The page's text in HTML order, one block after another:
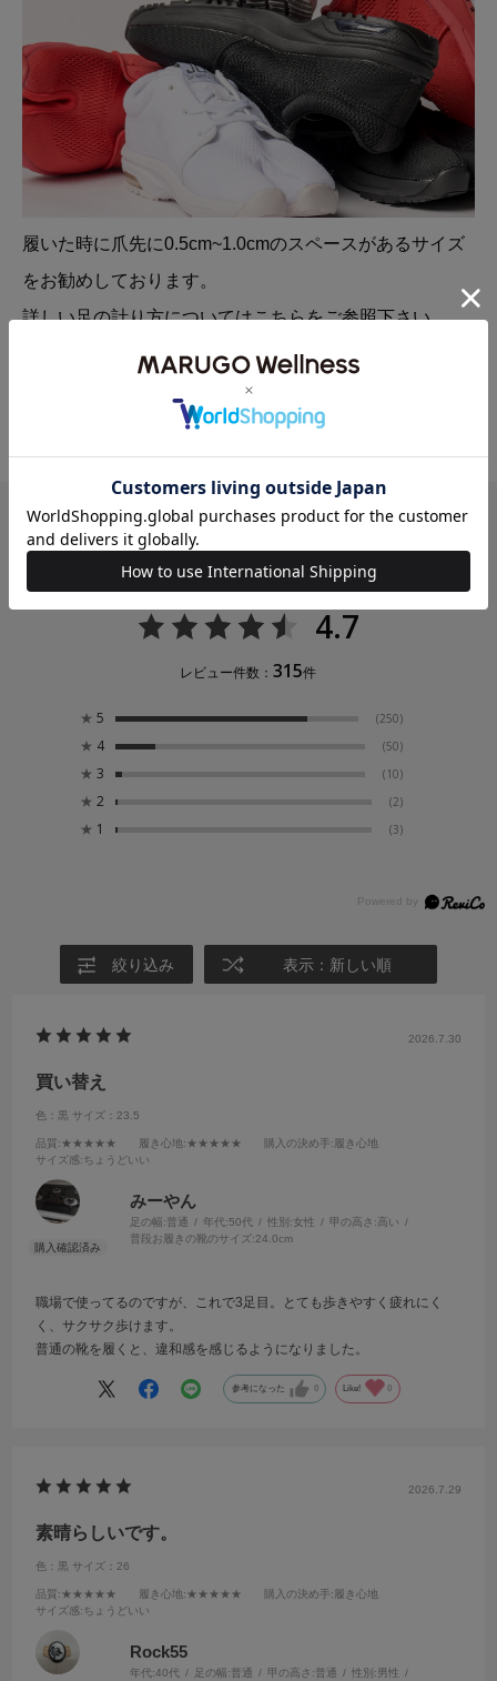
履いた時に爪先に0.5cm~1.0cmのスペースがあるサイズ
をお勧めしております。
詳しい足の計り方についてはこちらをご参照下さい。
レビュー
4.7
レビュー件数：315件
★ 5 (250)
★ 4 (50)
★ 3 (10)
★ 2 (2)
★ 1 (3)
絞り込み 表示：新しい順
2026.7.30
買い替え
色：黒 サイズ：23.5
品質:★★★★★ 履き心地:★★★★★ 購入の決め手 :履き心地
サイズ感:ちょうどいい
みーやん
足の幅: 普通 年代:50代 性別:女性 甲の高さ:高い
普段お履きの靴のサイズ:24.0cm
職場で使ってるのですが、これで3足目。とても歩きやすく疲れにく
く、サクサク歩けます。
普通の靴を履くと、違和感を感じるようになりました。
参考になった 0 Like! 0
2026.7.29
素晴らしいです。
色：黒 サイズ：26
品質:★★★★★ 履き心地:★★★★★ 購入の決め手 :履き心地
サイズ感:ちょうどいい
Rock55
年代:40代 足の幅: 普通 甲の高さ: 普通 性別:男性